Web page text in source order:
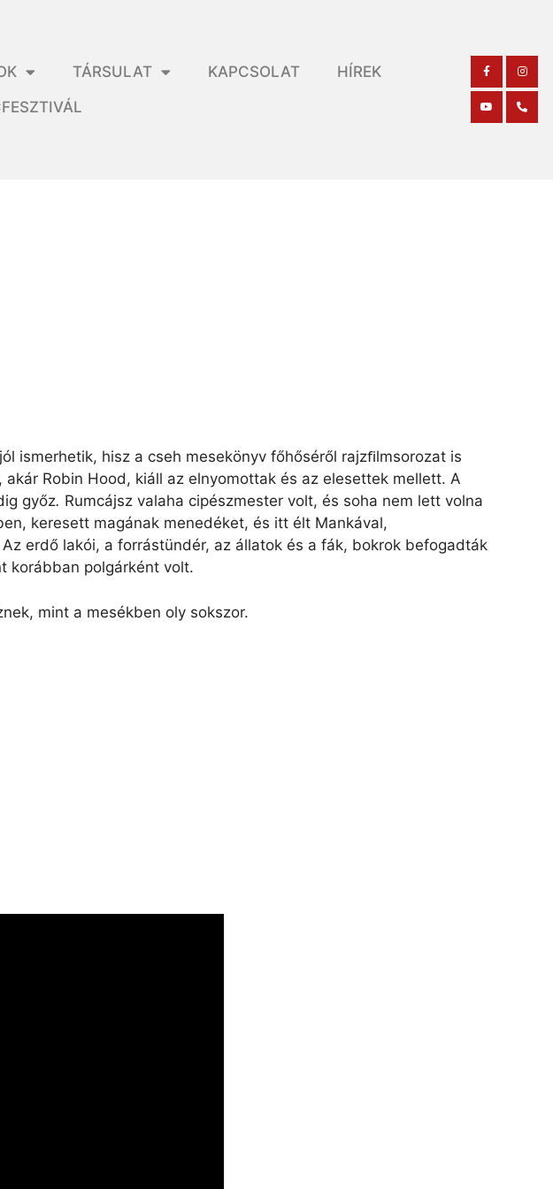
TÁRSULAT KAPCSOLAT
HÍREK
ismerhetik, hisz a cseh mesekönyv főhőséről rajzﬁlmsorozat is
Robin Hood, kiáll az elnyomottak és az elesettek mellett. A
győz. Rumcájsz valaha cipészmester volt, és soha nem lett volna
keresett magának menedéket, és itt élt Mankával,
erdő lakói, a forrástündér, az állatok és a fák, bokrok befogadták
korábban polgárként volt.
mint a mesékben oly sokszor.